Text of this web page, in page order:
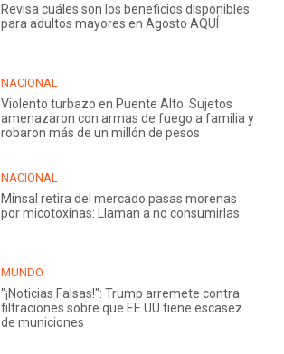
Revisa cuáles son los beneficios disponibles
para adultos mayores en Agosto AQUÍ
NACIONAL
Violento turbazo en Puente Alto: Sujetos
amenazaron con armas de fuego a familia y
robaron más de un millón de pesos
NACIONAL
Minsal retira del mercado pasas morenas
por micotoxinas: Llaman a no consumirlas
MUNDO
"¡Noticias Falsas!": Trump arremete contra
filtraciones sobre que EE.UU tiene escasez
de municiones